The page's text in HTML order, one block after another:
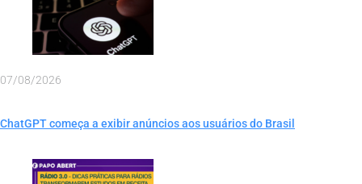
07/08/2026
ChatGPT começa a exibir anúncios aos usuários do Brasil